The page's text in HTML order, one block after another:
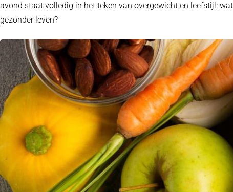
avond staat volledig in het teken van overgewicht en leefstijl:
gezonder leven?